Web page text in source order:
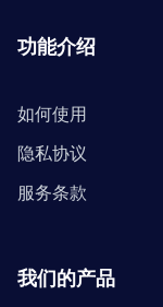
功能介绍
如何使用
隐私协议
服务条款
我们的产品